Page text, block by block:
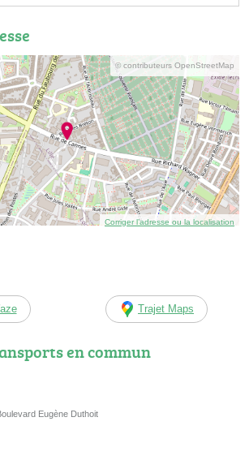
© contributeurs OpenStreetMap
Corriger l’adresse ou la localisation
Trajet Maps
en commun
Eugène Duthoit